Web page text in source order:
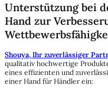
Unterstützung bei
Hand zur
Shouya, Ihr zuverlässiger
qualitativ hochwertige
eines effizienten und
einer Hand für Händler ein: